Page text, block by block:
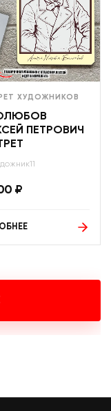
ХУДОЖНИКОВ
ПЕТРОВИЧ
₽